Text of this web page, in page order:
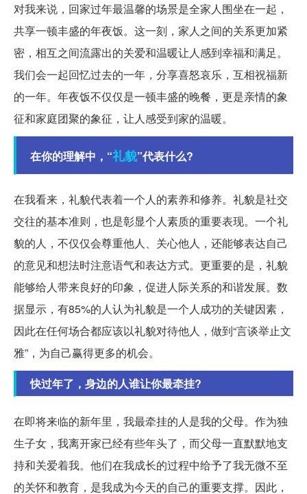
对我来说，回家过年最温馨的场景是全家人围坐在一起，
共享一顿丰盛的年夜饭。这一刻，家人之间的关系更加紧
密，相互之间流露出的关爱和温暖让人感到幸福和满足。
我们会一起回忆过去的一年，分享喜怒哀乐，互相祝福新
的一年。年夜饭不仅仅是一顿丰盛的晚餐，更是亲情的象
征和家庭团聚的象征，让人感受到家的温暖。
在你的理解中，“礼貌”代表什么?
在我看来，礼貌代表着一个人的素养和修养。礼貌是社交
交往的基本准则，也是彰显个人素质的重要表现。一个礼
貌的人，不仅仅会尊重他人、关心他人，还能够表达自己
的意见和想法时注意语气和表达方式。更重要的是，礼貌
能够给人带来良好的印象，促进人际关系的和谐发展。数
据显示，有85%的人认为礼貌是一个人成功的关键因素，
因此在任何场合都应该以礼貌对待他人，做到“言谈举止文
雅”，为自己赢得更多的机会。
快过年了，身边的人谁让你最牵挂?
在即将来临的新年里，我最牵挂的人是我的父母。作为独
生子女，我离开家已经有些年头了，而父母一直默默地支
持和关爱着我。他们在我成长的过程中给予了我无微不至
的关怀和教育，是我成为今天的自己的重要支撑。因此，